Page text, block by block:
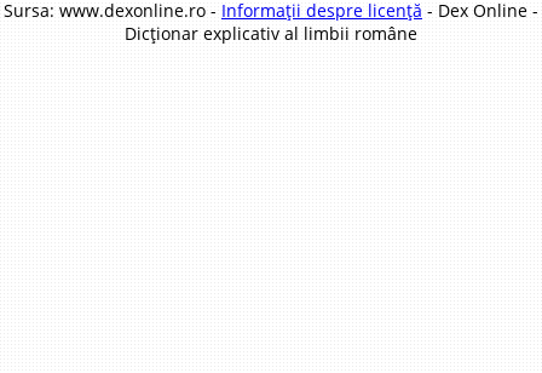
Sursa: www.dexonline.ro - Informații despre licență - Dex Online -
Dicționar explicativ al limbii române